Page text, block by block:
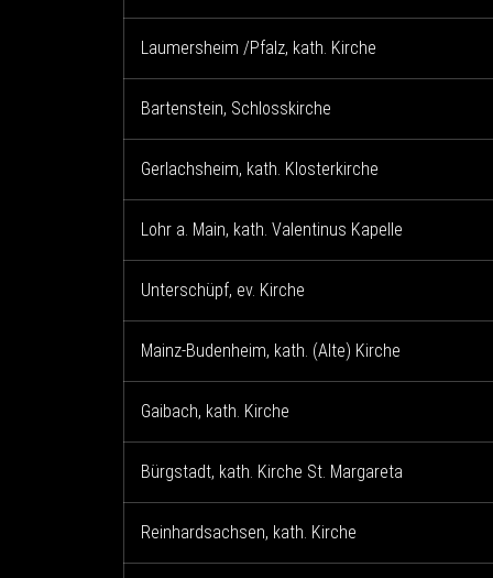
Laumersheim /Pfalz, kath. Kirche
Bartenstein, Schlosskirche
Gerlachsheim, kath. Klosterkirche
Lohr a. Main, kath. Valentinus Kapelle
Unterschüpf, ev. Kirche
Mainz-Budenheim, kath. (Alte) Kirche
Gaibach, kath. Kirche
Bürgstadt, kath. Kirche St. Margareta
Reinhardsachsen, kath. Kirche